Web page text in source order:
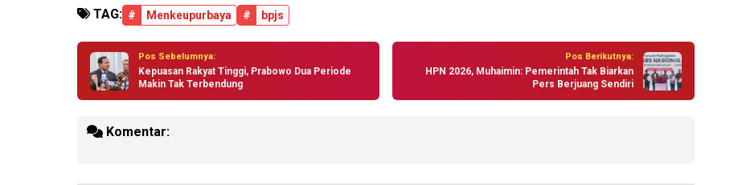
TAG: # Menkeupurbaya # bpjs
Pos Sebelumnya:
Kepuasan Rakyat Tinggi, Prabowo Dua Periode
Makin Tak Terbendung
Pos Berikutnya:
HPN 2026, Muhaimin: Pemerintah Tak Biarkan
Pers Berjuang Sendiri
Komentar: